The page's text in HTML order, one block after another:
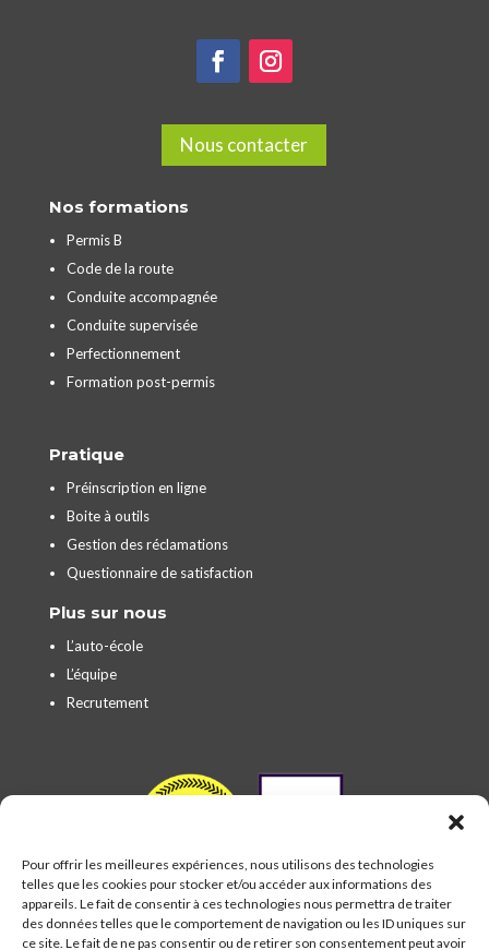
Pour offrir les meilleures expériences, nous utilisons des technologies
telles que les cookies pour stocker et/ou accéder aux informations des
appareils. Le fait de consentir à ces technologies nous permettra de traiter
des données telles que le comportement de navigation ou les ID uniques sur
ce site. Le fait de ne pas consentir ou de retirer son consentement peut avoir
Nous contacter
Nos formations
Permis B
Code de la route
Conduite accompagnée
Conduite supervisée
Perfectionnement
Formation post-permis
Pratique
Préinscription en ligne
Boite à outils
Gestion des réclamations
Questionnaire de satisfaction
Plus sur nous
L’auto-école
L’équipe
Recrutement